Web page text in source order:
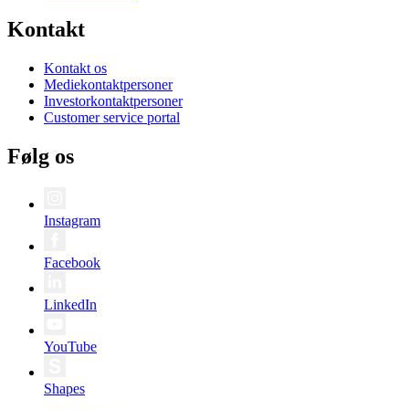
Kontakt
Kontakt os
Mediekontaktpersoner
Investorkontaktpersoner
Customer service portal
Følg os
Instagram
Facebook
LinkedIn
YouTube
Shapes